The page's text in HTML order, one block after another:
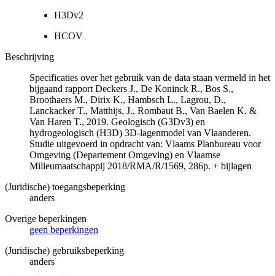
H3Dv2
HCOV
Beschrijving
Specificaties over het gebruik van de data staan vermeld in het
bijgaand rapport Deckers J., De Koninck R., Bos S.,
Broothaers M., Dirix K., Hambsch L., Lagrou, D.,
Lanckacker T., Matthijs, J., Rombaut B., Van Baelen K. &
Van Haren T., 2019. Geologisch (G3Dv3) en
hydrogeologisch (H3D) 3D-lagenmodel van Vlaanderen.
Studie uitgevoerd in opdracht van: Vlaams Planbureau voor
Omgeving (Departement Omgeving) en Vlaamse
Milieumaatschappij 2018/RMA/R/1569, 286p. + bijlagen
(Juridische) toegangsbeperking
anders
Overige beperkingen
geen beperkingen
(Juridische) gebruiksbeperking
anders